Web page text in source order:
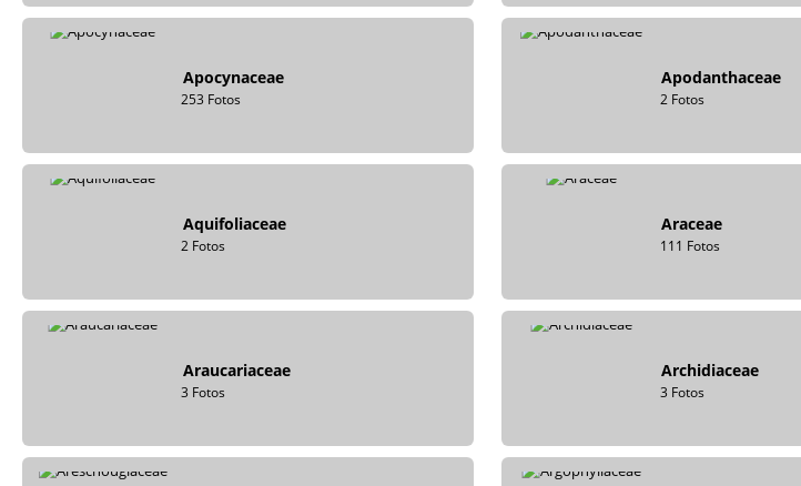
Apocynaceae
253 Fotos
Apodanthaceae
2 Fotos
Aquifoliaceae
2 Fotos
Araceae
111 Fotos
Araucariaceae
3 Fotos
Archidiaceae
3 Fotos